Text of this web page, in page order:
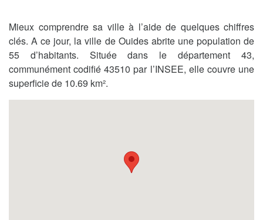
Mieux comprendre sa ville à l’aide de quelques chiffres
clés. A ce jour, la ville de Ouides abrite une population de
55 d’habitants. Située dans le département 43,
communément codifié 43510 par l’INSEE, elle couvre une
superficie de 10.69 km².